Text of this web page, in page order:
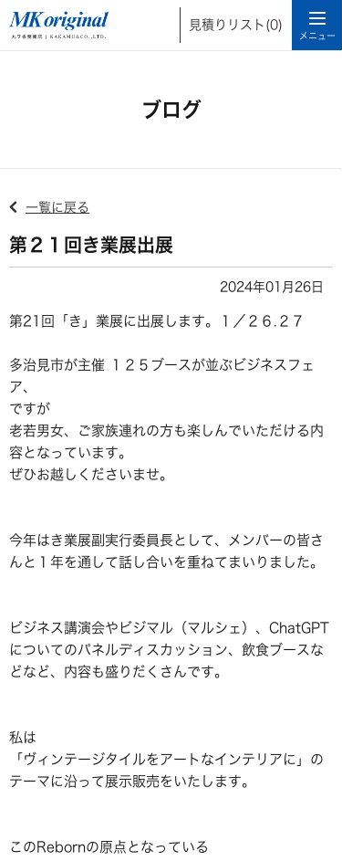
見積りリスト (0)
ブログ
一覧に戻る
第２１回き業展出展
2024年01月26日
第21回「き」業展に出展します。１／２６.２７
多治見市が主催 １２５ブースが並ぶビジネスフェ
ア、
ですが
老若男女、ご家族連れの方も楽しんでいただける内
容となっています。
ぜひお越しくださいませ。
今年はき業展副実行委員長として、メンバーの皆さ
んと１年を通して話し合いを重ねてまいりました。
ビジネス講演会やビジマル（マルシェ）、ChatGPT
についてのパネルディスカッション、飲食ブースな
どなど、内容も盛りだくさんです。
私は
「ヴィンテージタイルをアートなインテリアに」の
テーマに沿って展示販売をいたします。
このRebornの原点となっている